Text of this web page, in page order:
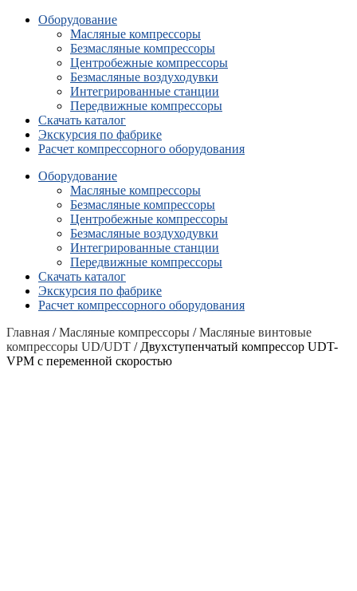
Оборудование
Масляные компрессоры
Безмасляные компрессоры
Центробежные компрессоры
Безмасляные воздуходувки
Интегрированные станции
Передвижные компрессоры
Скачать каталог
Экскурсия по фабрике
Расчет компрессорного оборудования
Оборудование
Масляные компрессоры
Безмасляные компрессоры
Центробежные компрессоры
Безмасляные воздуходувки
Интегрированные станции
Передвижные компрессоры
Скачать каталог
Экскурсия по фабрике
Расчет компрессорного оборудования
Главная /Масляные компрессоры /Масляные винтовые
компрессоры UD/UDT / Двухступенчатый компрессор UDT-
VPM с переменной скоростью